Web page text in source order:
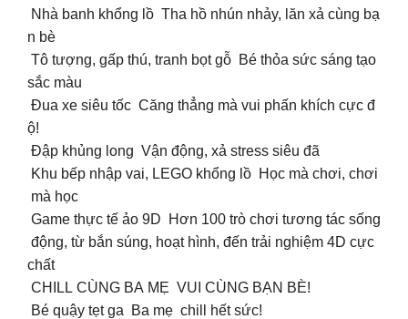
Nhà banh khổng lồ Tha hồ nhún nhảy, lăn xả cùng bạ
n bè
Tô tượng, gấp thú, tranh bọt gỗ Bé thỏa sức sáng tạo
sắc màu
️ Đua xe siêu tốc Căng thẳng mà vui phấn khích cực đ
ộ!
Đập khủng long Vận động, xả stress siêu đã
Khu bếp nhập vai, LEGO khổng lồ Học mà chơi, chơi
mà học
️ Game thực tế ảo 9D Hơn 100 trò chơi tương tác sống
động, từ bắn súng, hoạt hình, đến trải nghiệm 4D cực
chất
CHILL CÙNG BA MẸ VUI CÙNG BẠN BÈ!
Bé quậy tẹt ga Ba mẹ chill hết sức!